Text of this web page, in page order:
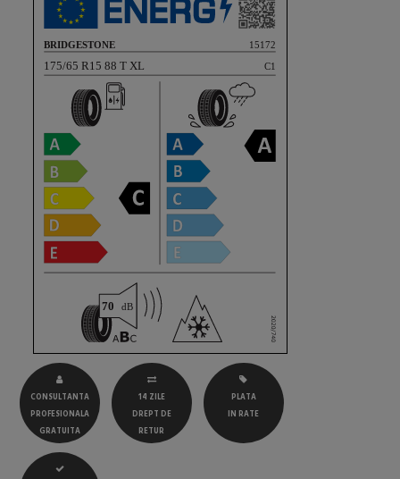
CONSULTANTA
PROFESIONALA
GRATUITA
14 ZILE
DREPT DE
RETUR
PLATA
IN RATE